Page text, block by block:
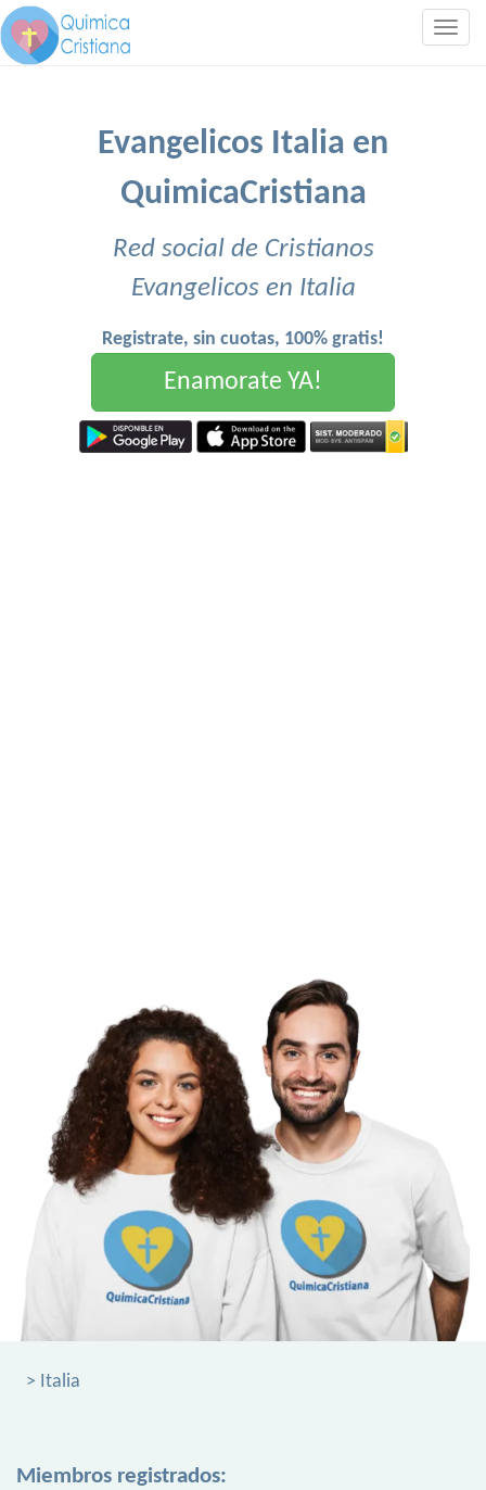
Evangelicos Italia en
QuimicaCristiana
Red social de Cristianos
Evangelicos en Italia
Registrate, sin cuotas, 100% gratis!
Enamorate YA!
> Italia
Miembros registrados: